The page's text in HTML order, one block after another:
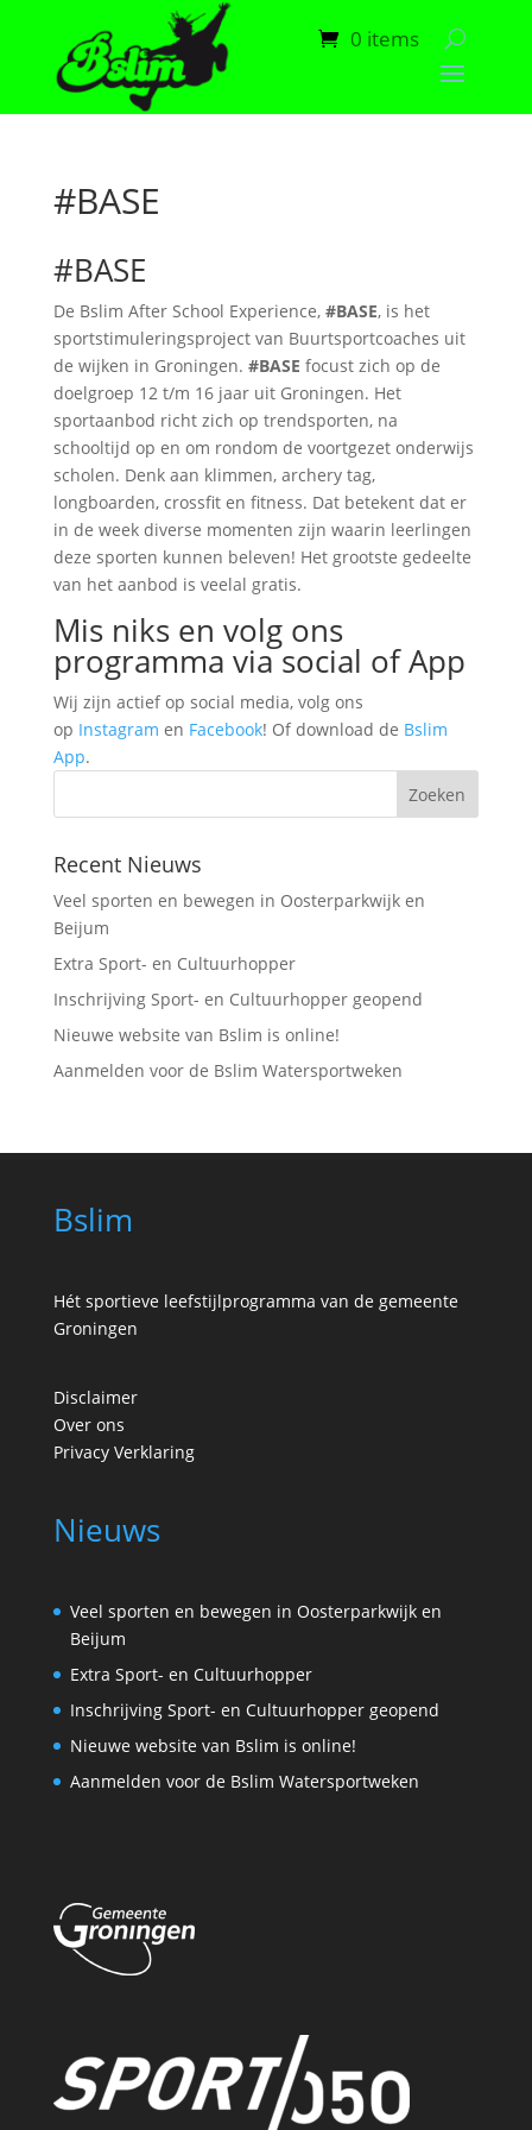
0 items
#BASE
#BASE
De Bslim After School Experience, #BASE, is het
sportstimuleringsproject van Buurtsportcoaches uit
de wijken in Groningen. #BASE focust zich op de
doelgroep 12 t/m 16 jaar uit Groningen. Het
sportaanbod richt zich op trendsporten, na
schooltijd op en om rondom de voortgezet onderwijs
scholen. Denk aan klimmen, archery tag,
longboarden, crossfit en fitness. Dat betekent dat er
in de week diverse momenten zijn waarin leerlingen
deze sporten kunnen beleven! Het grootste gedeelte
van het aanbod is veelal gratis.
Mis niks en volg ons
programma via social of App
Wij zijn actief op social media, volg ons
op Instagram en Facebook! Of download de Bslim
App.
Recent Nieuws
Veel sporten en bewegen in Oosterparkwijk en
Beijum
Extra Sport- en Cultuurhopper
Inschrijving Sport- en Cultuurhopper geopend
Nieuwe website van Bslim is online!
Aanmelden voor de Bslim Watersportweken
Bslim
Hét sportieve leefstijlprogramma van de gemeente
Groningen
Disclaimer
Over ons
Privacy Verklaring
Nieuws
Veel sporten en bewegen in Oosterparkwijk en
Beijum
Extra Sport- en Cultuurhopper
Inschrijving Sport- en Cultuurhopper geopend
Nieuwe website van Bslim is online!
Aanmelden voor de Bslim Watersportweken